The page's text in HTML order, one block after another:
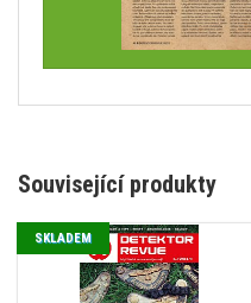
Související produkty
SKLADEM